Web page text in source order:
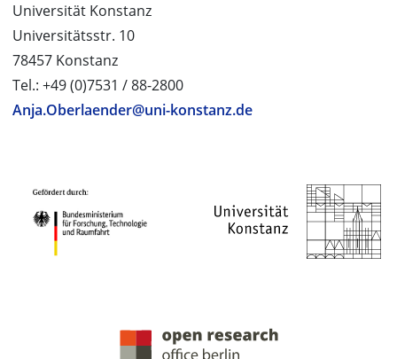
Universität Konstanz
Universitätsstr. 10
78457 Konstanz
Tel.: +49 (0)7531 / 88-2800
Anja.Oberlaender@uni-konstanz.de